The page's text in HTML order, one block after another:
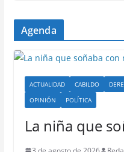
Agenda
ACTUALIDAD CABILDO
OPINIÓN
POLÍTICA
La niña que